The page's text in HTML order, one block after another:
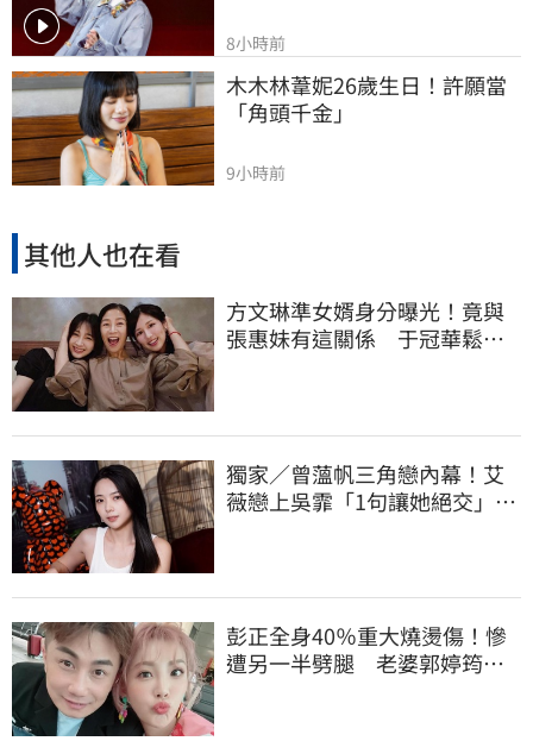
8小時前
木木林葦妮26歲生日！許願當
「角頭千金」
9小時前
其他人也在看
方文琳準女婿身分曝光！竟與
張惠妹有這關係 于冠華鬆口
獨家／曾薀帆三角戀內幕！艾
薇戀上吳霏「1句讓她絕交」：
彭正全身40％重大燒燙傷！慘
遭另一半劈腿 老婆郭婷筠抖